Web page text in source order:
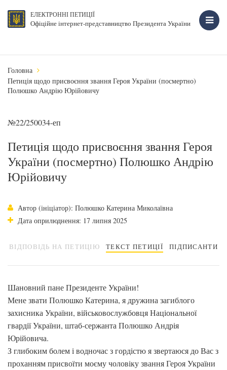
ЕЛЕКТРОННІ ПЕТИЦІЇ
Офіційне інтернет-представництво Президента України
Головна
Петиція щодо присвоєння звання Героя України (посмертно)
Полюшко Андрію Юрійовичу
№22/250034-еп
Петиція щодо присвоєння звання Героя
України (посмертно) Полюшко Андрію
Юрійовичу
Автор (ініціатор): Полюшко Катерина Миколаївна
Дата оприлюднення: 17 липня 2025
ВІДПОВІДЬ НА ПЕТИЦІЮ ТЕКСТ ПЕТИЦІЇ ПІДПИСАНТИ
Шановний пане Президенте України!
Мене звати Полюшко Катерина, я дружина загиблого
захисника України, військовослужбовця Національної
гвардії України, штаб-сержанта Полюшко Андрія
Юрійовича.
З глибоким болем і водночас з гордістю я звертаюся до Вас з
проханням присвоїти моєму чоловіку звання Героя України